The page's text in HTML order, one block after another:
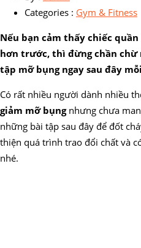
Categories : Gym & Fitness
Nếu bạn cảm thấy chiếc
hơn trước, thì đừng chần chừ
tập mỡ bụng ngay sau đây
Có rất nhiều người dành nhiều
giảm mỡ bụngnhưng chưa
những bài tập sau đây để đốt
thiện quá trình trao đổi chất và
nhé.